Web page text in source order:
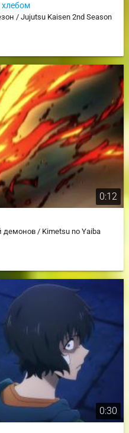
хлебом
/ Jujutsu Kaisen 2nd Season
0:12
/ Kimetsu no Yaiba
0:30